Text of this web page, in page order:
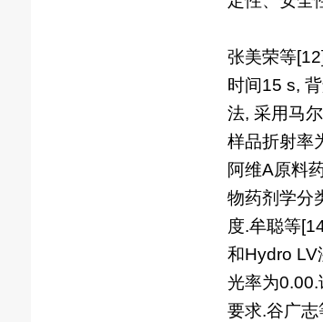
张美荣等
时间15 s,
法, 采用马
样品折射率
阿维A原料
物药剂学分
度.牟聪等
和Hydro LV
光率为
要求.谷广